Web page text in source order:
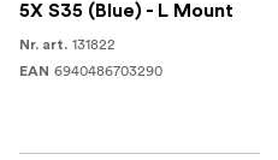
5X S35 (Blue) - L Mount
Nr. art. 131822
EAN 6940486703290